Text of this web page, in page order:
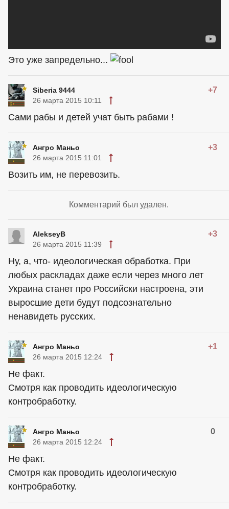
Это уже запредельно...
Siberia 9444 +7
26 марта 2015 10:11
Сами рабы и детей учат быть рабами !
Ангро Маньо +3
26 марта 2015 11:01
Возить им, не перевозить.
Комментарий был удален.
AlekseyB +3
26 марта 2015 11:39
Ну, а, что- идеологическая обработка. При
любых раскладах даже если через много лет
Украина станет про Российски настроена, эти
выросшие дети будут подсознательно
ненавидеть русских.
Ангро Маньо +1
26 марта 2015 12:24
Не факт.
Смотря как проводить идеологическую
контробработку.
Ангро Маньо 0
26 марта 2015 12:24
Не факт.
Смотря как проводить идеологическую
контробработку.